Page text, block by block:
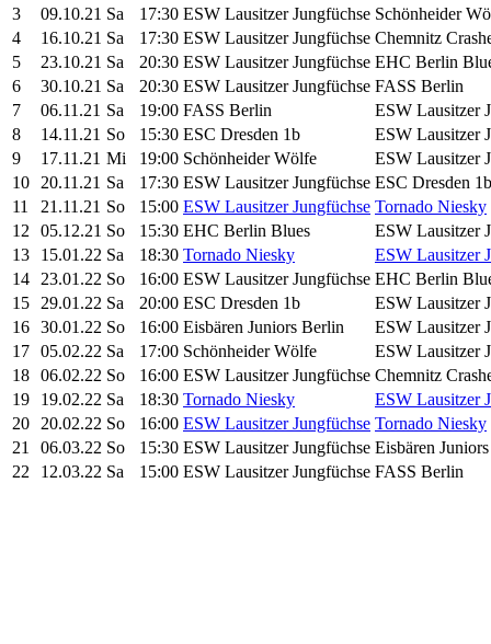
3
09.10.21 Sa 17:30 ESW Lausitzer Jungfüchse Schönheider
4
16.10.21 Sa 17:30 ESW Lausitzer Jungfüchse Chemnitz
5
23.10.21 Sa 20:30 ESW Lausitzer Jungfüchse EHC Berlin
6
30.10.21 Sa 20:30 ESW Lausitzer Jungfüchse FASS Berlin
7
06.11.21 Sa 19:00 FASS Berlin
ESW Lausitzer
8
14.11.21 So 15:30 ESC Dresden 1b
ESW Lausitzer
9
17.11.21 Mi 19:00 Schönheider Wölfe
ESW Lausitzer
10
20.11.21 Sa 17:30 ESW Lausitzer Jungfüchse ESC Dresden 1b
11
21.11.21 So 15:00 ESW Lausitzer Jungfüchse Tornado Niesky
12
05.12.21 So 15:30 EHC Berlin Blues
ESW Lausitzer
13
15.01.22 Sa 18:30 Tornado Niesky
ESW Lausitzer
14
23.01.22 So 16:00 ESW Lausitzer Jungfüchse EHC Berlin
15
29.01.22 Sa 20:00 ESC Dresden 1b
ESW Lausitzer
16 30.01.22 So 16:00 Eisbären Juniors Berlin
ESW Lausitzer
17 05.02.22 Sa 17:00 Schönheider Wölfe
ESW Lausitzer
18 06.02.22 So 16:00 ESW Lausitzer Jungfüchse Chemnitz
19
19.02.22 Sa 18:30 Tornado Niesky
ESW Lausitzer
20
20.02.22 So 16:00 ESW Lausitzer Jungfüchse Tornado Niesky
21
06.03.22 So 15:30 ESW Lausitzer Jungfüchse Eisbären
22
12.03.22 Sa 15:00 ESW Lausitzer Jungfüchse FASS Berlin